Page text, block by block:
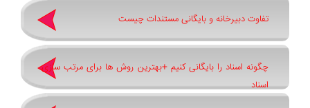
تفاوت دبیرخانه و بایگانی مستندات چیست
چگونه اسناد را بایگانی کنیم +بهترین روش ‌ها برای مرتب ‌سازی
اسناد